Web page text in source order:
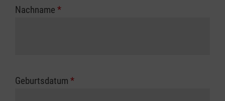
Nachname *
Geburtsdatum *